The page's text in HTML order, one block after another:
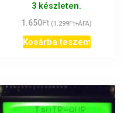
3 készleten.
1.650Ft (1.299Ft+ÁFA)
Kosárba teszem